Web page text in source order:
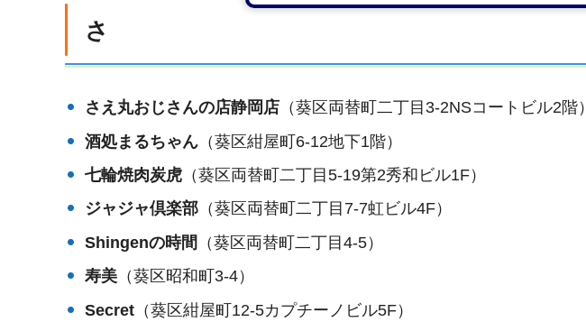
さ
さえ丸おじさんの店静岡店（葵区両替町二丁目3-2NSコートビル2階）
酒処まるちゃん（葵区紺屋町6-12地下1階）
七輪焼肉炭虎（葵区両替町二丁目5-19第2秀和ビル1F）
ジャジャ倶楽部（葵区両替町二丁目7-7虹ビル4F）
Shingenの時間 （葵区両替町二丁目4-5）
寿美（葵区昭和町3-4）
Secret（葵区紺屋町12-5カプチーノビル5F）